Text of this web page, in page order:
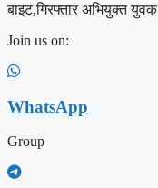
बाइट,गिरफ्तार अभियुक्त युवक
Join us on:
WhatsApp
Group